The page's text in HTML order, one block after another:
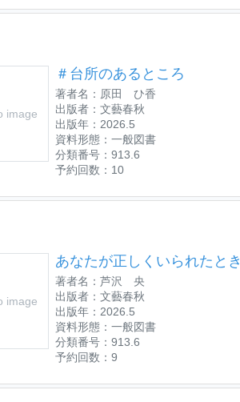
image
＃台所のあるところ
著者名：原田 ひ香
出版者：文藝春秋
出版年：2026.5
資料形態：一般図書
分類番号：913.6
予約回数：10
image
あなたが正しくいられたとき
著者名：芦沢 央
出版者：文藝春秋
出版年：2026.5
資料形態：一般図書
分類番号：913.6
予約回数：9